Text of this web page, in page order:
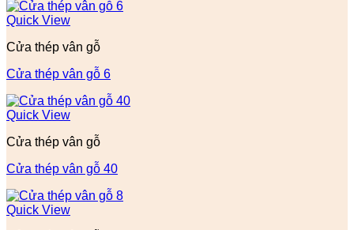
Quick View
Cửa thép vân gỗ
Cửa thép vân gỗ 6
Quick View
Cửa thép vân gỗ
Cửa thép vân gỗ 40
Quick View